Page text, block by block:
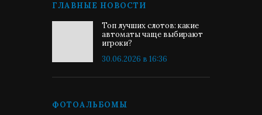
ГЛАВНЫЕ НОВОСТИ
Топ лучших слотов: какие
автоматы чаще выбирают
игроки?
30.06.2026 в 16:36
ФОТОАЛЬБОМЫ